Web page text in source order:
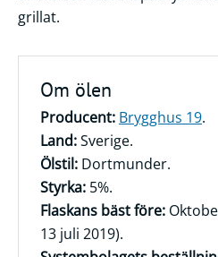
Ölsnack
Ölstilar
Kontakt
Frågor
svar
Sök
Om ölen
Producent: Brygghus 19.
Land:Sverige.
Ölstil: Dortmunder.
Styrka: 5%.
Flaskans bäst före:
13 juli 2019).